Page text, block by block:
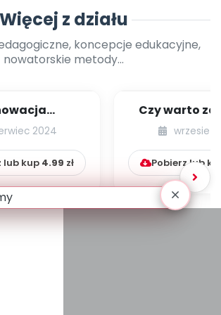
Więcej z działu
koncepcje edukacyjne,
nowatorskie metody...
krok po
podstawie
proje...
2024
lub kup 4.99 zł
Czy warto
dzieci
wrzesień
Pobierz lub